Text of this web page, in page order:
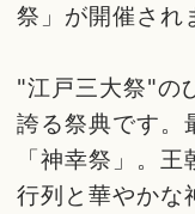
祭」が開催され
"江戸三大祭"の
誇る祭典です。
「神幸祭」。
行列と華やかな